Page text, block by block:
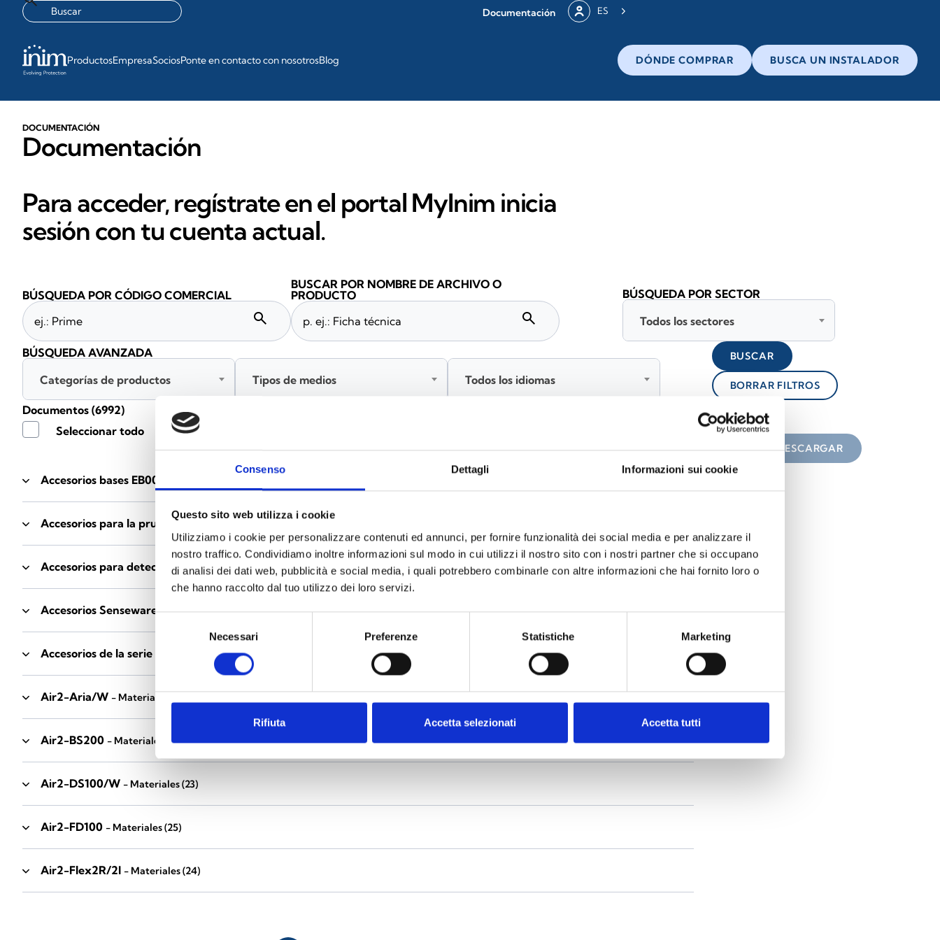
Consenso Dettagli Informazioni sui cookie
Questo sito web utilizza i cookie
Utilizziamo i cookie per personalizzare contenuti ed annunci, per fornire funzionalità dei social media e per analizzare il
nostro traffico. Condividiamo inoltre informazioni sul modo in cui utilizzi il nostro sito con i nostri partner che si occupano
di analisi dei dati web, pubblicità e social media, i quali potrebbero combinarle con altre informazioni che hai fornito loro o
che hanno raccolto dal tuo utilizzo dei loro servizi.
Necessari Preferenze Statistiche Marketing
Rifiuta Accetta selezionati Accetta tutti
Documentación ES
ProductosEmpresaSociosPonte en contacto con nosotrosBlog DÓNDE COMPRAR BUSCA UN INSTALADOR
DOCUMENTACIÓN
Documentación
Para acceder, regístrate en el portal MyInim inicia
sesión con tu cuenta actual.
Accesorios bases EB00
Accesorios para la prueba de detectores
Accesorios para detectores Enea - Materiales(35)
Accesorios Senseware - Materiales(2)
Accesorios de la serie Industrial - Materiales
Air2-Aria/W - Materiales
Air2-BS200 - Materiales (34)
Air2-DS100/W - Materiales(23)
Air2-FD100 - Materiales(25)
Air2-Flex2R/2I - Materiales(24)
Documentos (6992)
Seleccionar todo
DESCARGAR
BÚSQUEDA POR CÓDIGO COMERCIAL
search
BUSCAR POR NOMBRE DE ARCHIVO O
PRODUCTO
search
BÚSQUEDA POR SECTOR
Todos los sectores
BÚSQUEDA AVANZADA
Categorías de productos
Tipos de medios Todos los idiomas
BUSCAR
BORRAR FILTROS